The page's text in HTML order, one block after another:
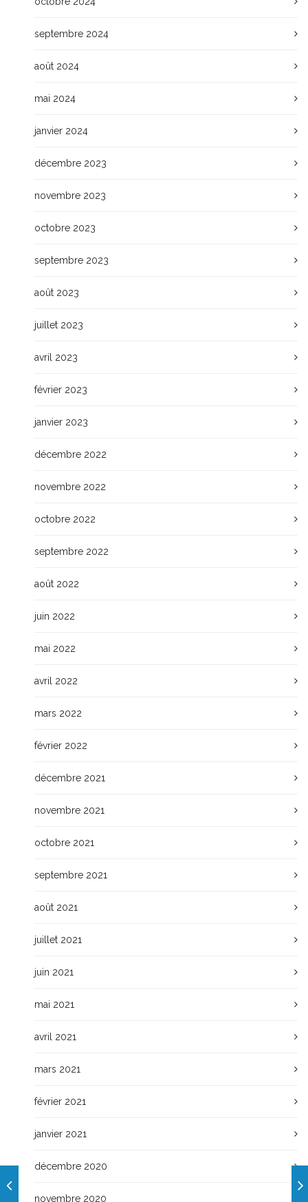
septembre 2024
août 2024
mai 2024
janvier 2024
décembre 2023
novembre 2023
octobre 2023
septembre 2023
août 2023
juillet 2023
avril 2023
février 2023
janvier 2023
décembre 2022
novembre 2022
octobre 2022
septembre 2022
août 2022
juin 2022
mai 2022
avril 2022
mars 2022
février 2022
décembre 2021
novembre 2021
octobre 2021
septembre 2021
août 2021
juillet 2021
juin 2021
mai 2021
avril 2021
mars 2021
février 2021
janvier 2021
décembre 2020
novembre 2020